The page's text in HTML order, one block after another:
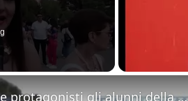
Adrano. “Viva il musical”. Alla villa comunale protagonisti gli alunni della scuola media Mazzini